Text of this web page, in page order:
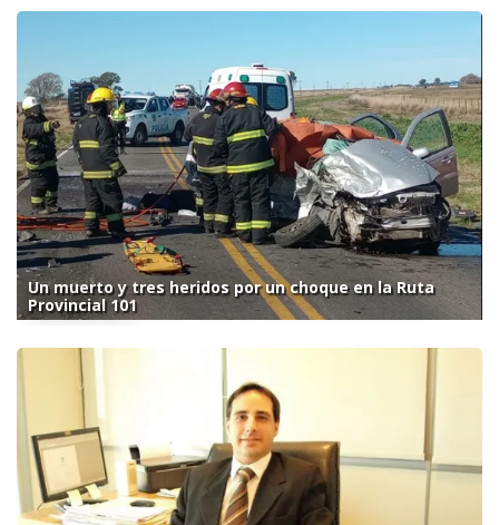
Un muerto y tres heridos por un choque en la Ruta
Provincial 101